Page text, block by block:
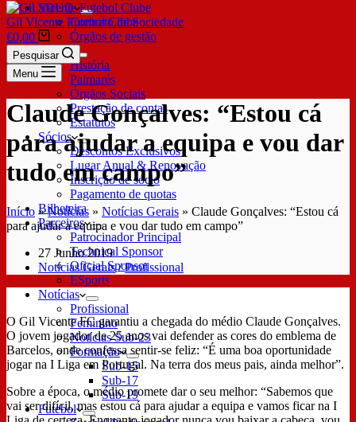
SDUQ
Contrato de Sociedade
Órgãos de gestão
Clube
História
Palmarés
Órgãos Sociais
Prestação de contas
Estatutos
Sócios
Descontos Exclusivos
Lugar Anual & Renovação
Inscrição de sócio
Pagamento de quotas
Bilheteira
Parceiros
Patrocinador Principal
Technical Sponsor
Oficial Sponsor
ESports
Notícias
Profissional
Feminino
Notícias Sub-23
Formação
Sub-15
Sub-17
Sub-19
Futebol
Gil Vicente Futebol Clube
€0,00
Pesquisar
Menu
Claude Gonçalves: “Estou cá
para ajudar a equipa e vou dar
tudo em campo”
Início »Notícias » Notícias Gerais » Claude Gonçalves: “Estou cá
para ajudar a equipa e vou dar tudo em campo”
27 Junho 2019
Notícias Gerais/Profissional
O Gil Vicente FC garantiu a chegada do médio Claude Gonçalves.
O jovem jogador de 25 anos vai defender as cores do emblema de
Barcelos, onde confessa sentir-se feliz: “É uma boa oportunidade
jogar na I Liga em Portugal. Na terra dos meus pais, ainda melhor”.
Sobre a época, o médio promete dar o seu melhor: “Sabemos que
vai ser difícil, mas estou cá para ajudar a equipa e vamos ficar na I